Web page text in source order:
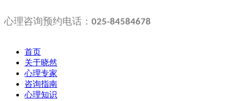
心理咨询预约电话： 025-84584678
首页
关于晓然
心理专家
咨询指南
心理知识